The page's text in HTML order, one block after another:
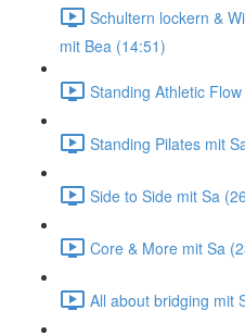
Schultern lockern &
mit Bea (14:51)
Standing Athletic
Standing Pilates mit
Side to Side mit Sa
Core & More mit Sa
All about bridging mit